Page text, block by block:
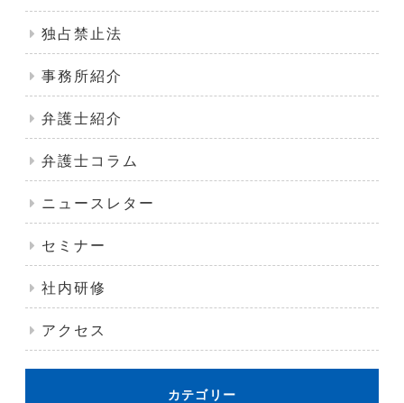
独占禁止法
事務所紹介
弁護士紹介
弁護士コラム
ニュースレター
セミナー
社内研修
アクセス
カテゴリー